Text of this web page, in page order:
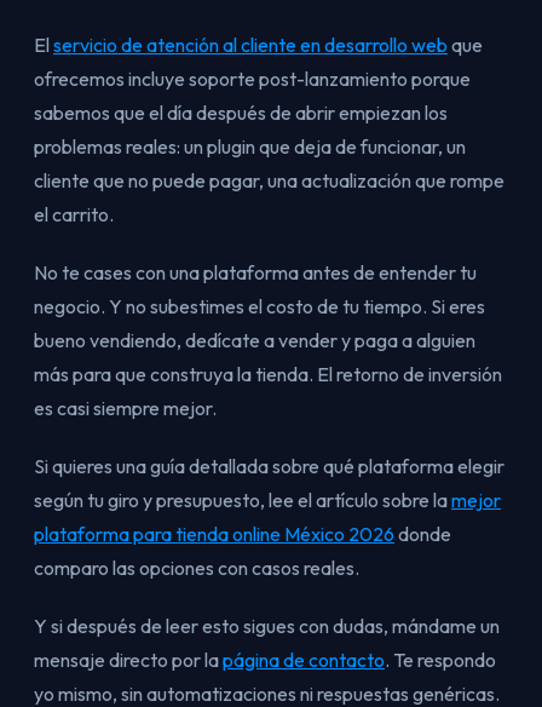
El servicio de atención al cliente en desarrollo web que
ofrecemos incluye soporte post-lanzamiento porque
sabemos que el día después de abrir empiezan los
problemas reales: un plugin que deja de funcionar, un
cliente que no puede pagar, una actualización que rompe
el carrito.
No te cases con una plataforma antes de entender tu
negocio. Y no subestimes el costo de tu tiempo. Si eres
bueno vendiendo, dedícate a vender y paga a alguien
más para que construya la tienda. El retorno de inversión
es casi siempre mejor.
Si quieres una guía detallada sobre qué plataforma elegir
según tu giro y presupuesto, lee el artículo sobre lamejor
plataforma para tienda online México 2026 donde
comparo las opciones con casos reales.
Y si después de leer esto sigues con dudas, mándame un
mensaje directo por lapágina de contacto. Te respondo
yo mismo, sin automatizaciones ni respuestas genéricas.